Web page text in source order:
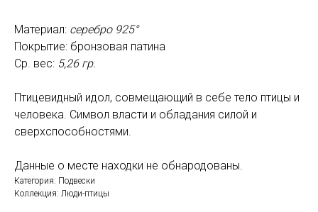
Материал: серебро 925°
Покрытие: бронзовая патина
Ср. вес: 5,26 гр.
Птицевидный идол, совмещающий в себе тело птицы и
человека. Символ власти и обладания силой и
сверхспособностями.
Данные о месте находки не обнародованы.
Категория: Подвески
Коллекция: Люди-птицы